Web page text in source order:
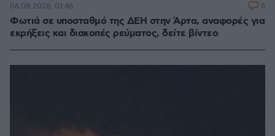
Φωτιά σε υποσταθμό της ΔΕΗ στην Άρτα, αναφορές για
εκρήξεις και διακοπές ρεύματος, δείτε βίντεο
06.08.2026, 01:46 6